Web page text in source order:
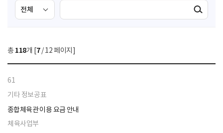
검
색
선
택
색
검색실행
총 118개 [7/ 12 페이지]
61
기타 정보공표
종합체육관 이용 요금 안내
체육사업부